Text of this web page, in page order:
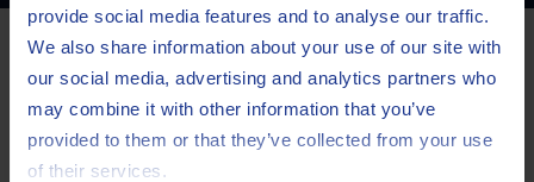
provide social media features and to analyse our traffic.
We also share information about your use of our site with
our social media, advertising and analytics partners who
may combine it with other information that you’ve
provided to them or that they’ve collected from your use
of their services.
Gespecialiseerde smeermiddelen om LSPI te
voorkomen
Door de juiste additieven aan de basisolie toe te voegen,